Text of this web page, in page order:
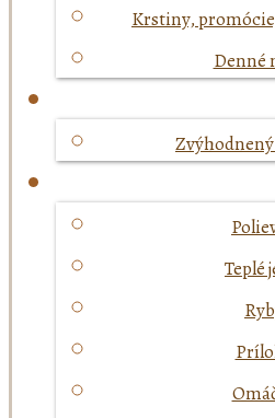
Krstiny,
Denné
Teplé